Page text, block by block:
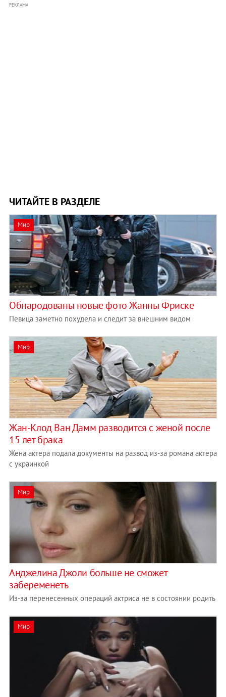
РЕКЛАМА
ЧИТАЙТЕ В РАЗДЕЛЕ
Мир
Обнародованы новые фото Жанны Фриске
Певица заметно похудела и следит за внешним видом
Мир
Жан-Клод Ван Дамм разводится с женой после
15 лет брака
Жена актера подала документы на развод из-за романа актера
с украинкой
Мир
Анджелина Джоли больше не сможет
забеременеть
Из-за перенесенных операций актриса не в состоянии родить
Мир